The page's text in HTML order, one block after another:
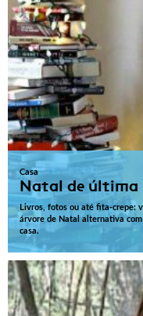
Casa
Natal de última
Livros, fotos ou até fita-crepe:
árvore de Natal alternativa
casa.